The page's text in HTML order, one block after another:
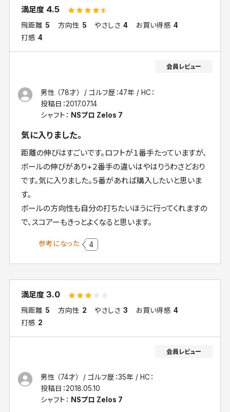
満足度 4.5
飛距離 5 方向性 5 やさしさ 4 お買い得感 4
打感 4
男性 （78才） ゴルフ歴：47年
HC：
投稿日：2017.07.14
シャフト： NSプロ Zelos 7
気に入りました。
距離の伸びはすごいです。ロフトが１番手たっていますが、
ボールの伸びがあり+２番手の違いはやはりうわさどおり
です。気に入りました。５番があれば購入したいと思いま
す。
ボールの方向性も自分の打ちたいほうに行ってくれますの
で、スコアーもきっとよくなると思います。
参考になった 4
満足度3.0
飛距離 5 方向性 2 やさしさ 3 お買い得感 4
打感 2
男性 （74才） ゴルフ歴：35年
HC：
投稿日：2018.05.10
シャフト： NSプロ Zelos 7